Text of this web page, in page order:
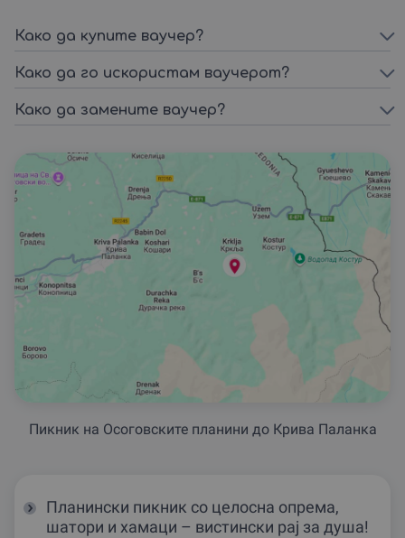
Како да купите ваучер?
Како да го искористам ваучерот?
Како да замените ваучер?
Пикник на Осоговските планини до Крива Паланка
Планински пикник со целосна опрема,
шатори и хамаци – вистински рај за душа!